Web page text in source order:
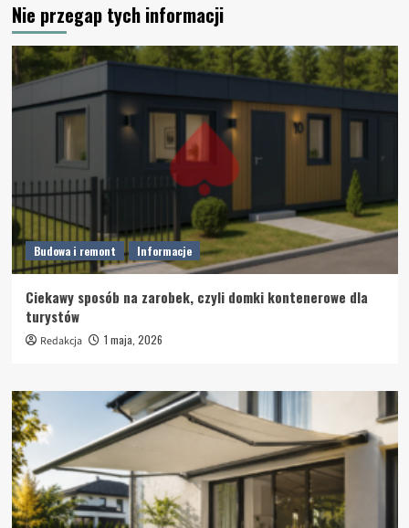
Nie przegap tych informacji
Budowa i remont Informacje
Ciekawy sposób na zarobek, czyli domki kontenerowe dla
turystów
Redakcja 1 maja, 2026